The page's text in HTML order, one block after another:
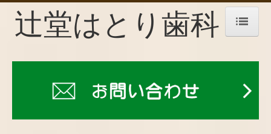
ホーム
当院について
辻堂はとり歯科